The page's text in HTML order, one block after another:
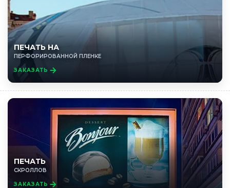
ПЕЧАТЬ НА
ПЕРФОРИРОВАННОЙ ПЛЕНКЕ
ЗАКАЗАТЬ
ПЕЧАТЬ
СКРОЛЛОВ
ЗАКАЗАТЬ